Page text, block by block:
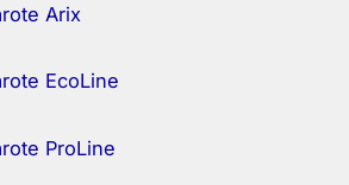
Arix
EcoLine
ProLine